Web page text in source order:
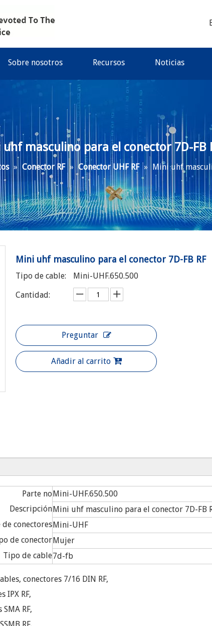
Sobre nosotros Recursos Noticias
uhf masculino para el conector 7D-FB
» Conector RF » Conector UHF RF » Mini uhf
Mini uhf masculino para el conector 7D-FB RF
Tipo de cable:
Mini-UHF.650.500
Cantidad:
Preguntar
Añadir al carrito
Parte noMini-UHF.650.500
DescripciónMini uhf masculino para el conector 7D-FB
de conectoresMini-UHF
de conectorMujer
Tipo de cable7d-fb
conectores 7/16 DIN RF,
IPX RF,
RF,